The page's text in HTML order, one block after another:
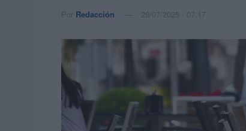
Por Redacción 29/07/2025 - 07:17